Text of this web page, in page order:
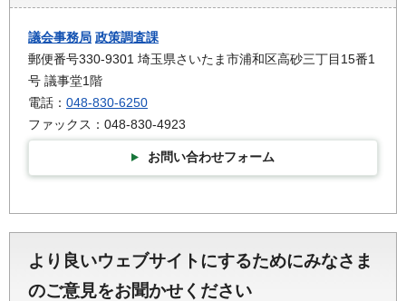
議会事務局 政策調査課
郵便番号330-9301 埼玉県さいたま市浦和区高砂三丁目15番1
号 議事堂1階
電話： 048-830-6250
ファックス：048-830-4923
お問い合わせフォーム
より良いウェブサイトにするためにみなさま
のご意見をお聞かせください